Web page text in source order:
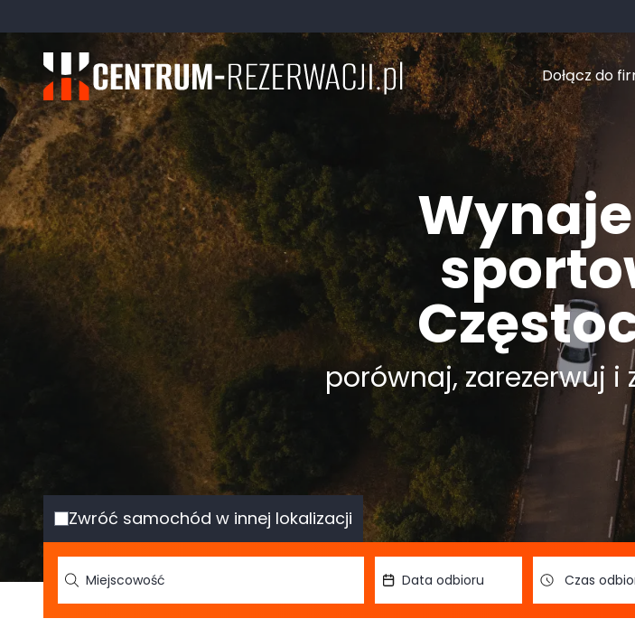
Dołącz do
porównaj, zarezerwuj i
Zwróć samochód w innej lokalizacji